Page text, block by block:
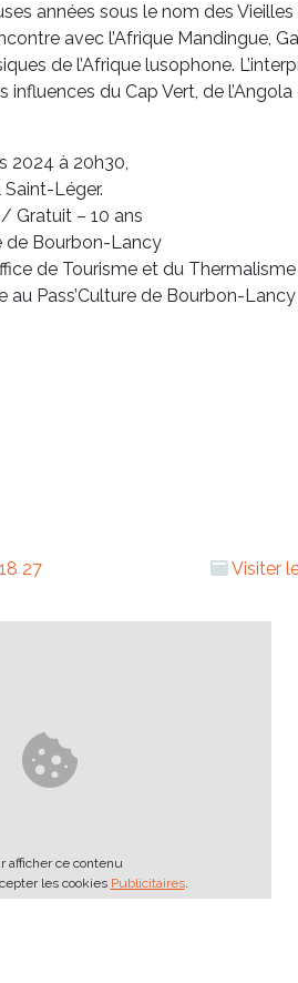
années sous le nom des
avec l’Afrique Mandingue,
de l’Afrique lusophone.
influences du Cap Vert, de
2024 à 20h30,
Léger.
Gratuit – 10 ans
de Bourbon-Lancy
de Tourisme et du
au Pass’Culture de Bourbon-
27 Visiter
afficher ce contenu
les cookies Publicitaires.